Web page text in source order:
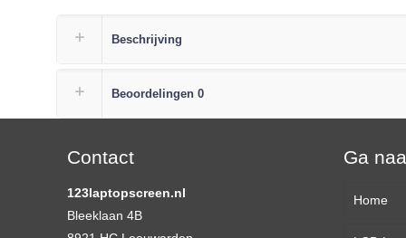
Beschrijving
Beoordelingen 0
Contact
123laptopscreen.nl
Bleeklaan 4B
Ga
Home